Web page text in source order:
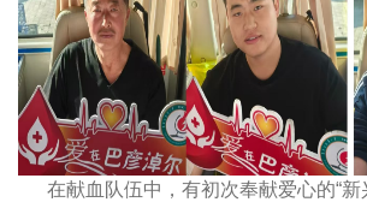
在献血队伍中，有初次奉献爱心的“新